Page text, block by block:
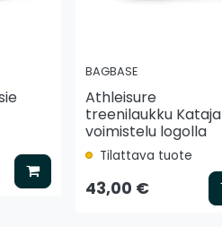
Lisää koriin
BAGBASE
Athleisure
treenilaukku Kataja
voimistelu logolla
Tilattava tuote
43,00 €